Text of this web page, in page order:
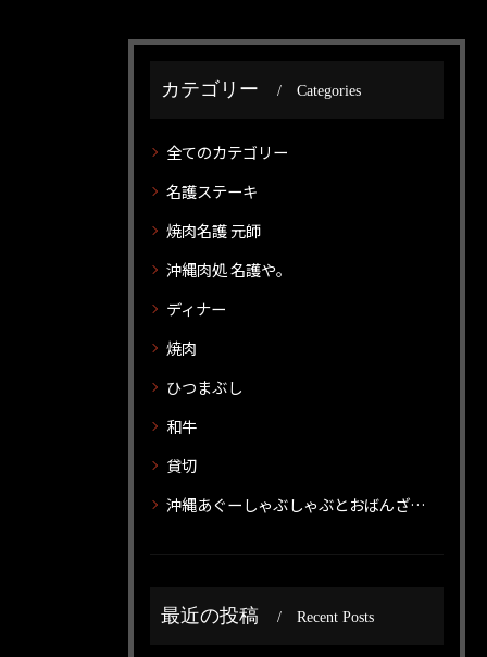
カテゴリー Categories
全てのカテゴリー
名護ステーキ
焼肉名護 元師
沖縄肉処 名護や。
ディナー
焼肉
ひつまぶし
和牛
貸切
沖縄あぐーしゃぶしゃぶとおばんざいのお店 神威 カムイ
最近の投稿 Recent Posts